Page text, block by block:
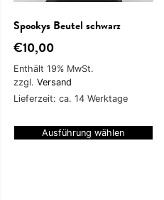
Spookys Beutel schwarz
€10,00
Enthält 19% MwSt.
zzgl. Versand
Lieferzeit: ca. 14 Werktage
Ausführung wählen